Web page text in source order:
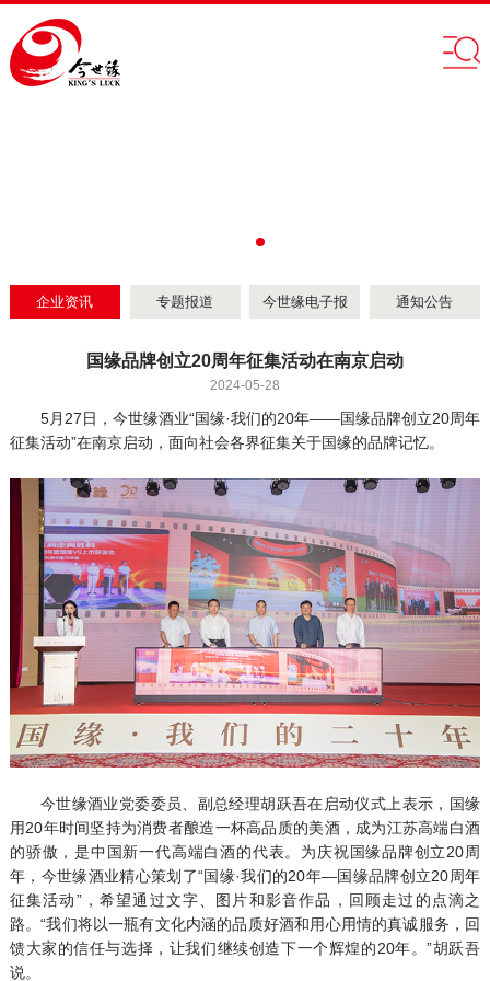
企业资讯 专题报道 今世缘电子报 通知公告
国缘品牌创立20周年征集活动在南京启动
2024-05-28
5月27日，今世缘酒业“国缘·我们的20年——国缘品牌创立20周年
征集活动”在南京启动，面向社会各界征集关于国缘的品牌记忆。
今世缘酒业党委委员、副总经理胡跃吾在启动仪式上表示，国缘
用20年时间坚持为消费者酿造一杯高品质的美酒，成为江苏高端白酒
的骄傲，是中国新一代高端白酒的代表。为庆祝国缘品牌创立20周
年，今世缘酒业精心策划了“国缘·我们的20年—国缘品牌创立20周年
征集活动”，希望通过文字、图片和影音作品，回顾走过的点滴之
路。“我们将以一瓶有文化内涵的品质好酒和用心用情的真诚服务，回
馈大家的信任与选择，让我们继续创造下一个辉煌的20年。”胡跃吾
说。